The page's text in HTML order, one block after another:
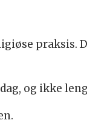
praksis.
og ikke